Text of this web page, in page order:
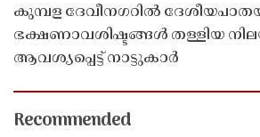
കുമ്പള ദേവീനഗറിൽ
ഭക്ഷണാവശിഷ്ടങ്ങൾ തള്ളിയ
ആവശ്യപ്പെട്ട് നാട്ടുകാർ
Recommended